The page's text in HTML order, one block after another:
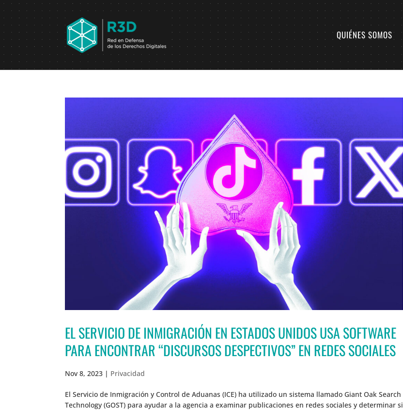
QUIÉNES SOMOS
EL SERVICIO DE INMIGRACIÓN EN ESTADOS UNIDOS USA SOFTWARE
PARA ENCONTRAR “DISCURSOS DESPECTIVOS” EN REDES SOCIALES
Nov 8, 2023 | Privacidad
El Servicio de Inmigración y Control de Aduanas (ICE) ha utilizado un sistema llamado Giant Oak Search
Technology (GOST) para ayudar a la agencia a examinar publicaciones en redes sociales y determinar si